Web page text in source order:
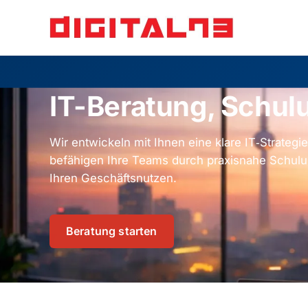
IT-Beratung,
Wir entwickeln mit Ihnen eine klare
befähigen Ihre Teams durch praxisnahe
Ihren Geschäftsnutzen.
Beratung starten